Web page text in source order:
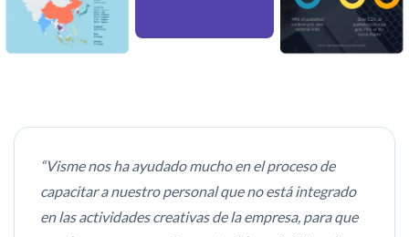
“Visme nos ha ayudado mucho en el proceso de
capacitar a nuestro personal que no está integrado
en las actividades creativas de la empresa, para que